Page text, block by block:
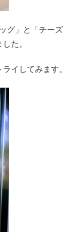
グ」と「チーズ
た。
イしてみます。